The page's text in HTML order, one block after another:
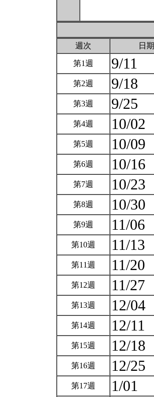
週次 日期
第1週 9/11
第2週 9/18
第3週 9/25
第4週 10/02
第5週 10/09
第6週 10/16
第7週 10/23
第8週 10/30
第9週 11/06
第10週 11/13
第11週 11/20
第12週 11/27
第13週 12/04
第14週 12/11
第15週 12/18
第16週 12/25
第17週 1/01